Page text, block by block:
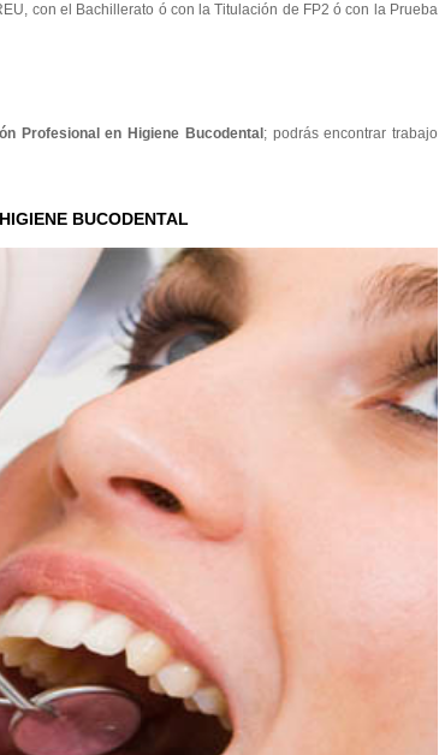
con el Bachillerato ó con la Titulación de FP2 ó con la Prueba
Profesional en Higiene Bucodental ; podrás encontrar trabajo
BUCODENTAL